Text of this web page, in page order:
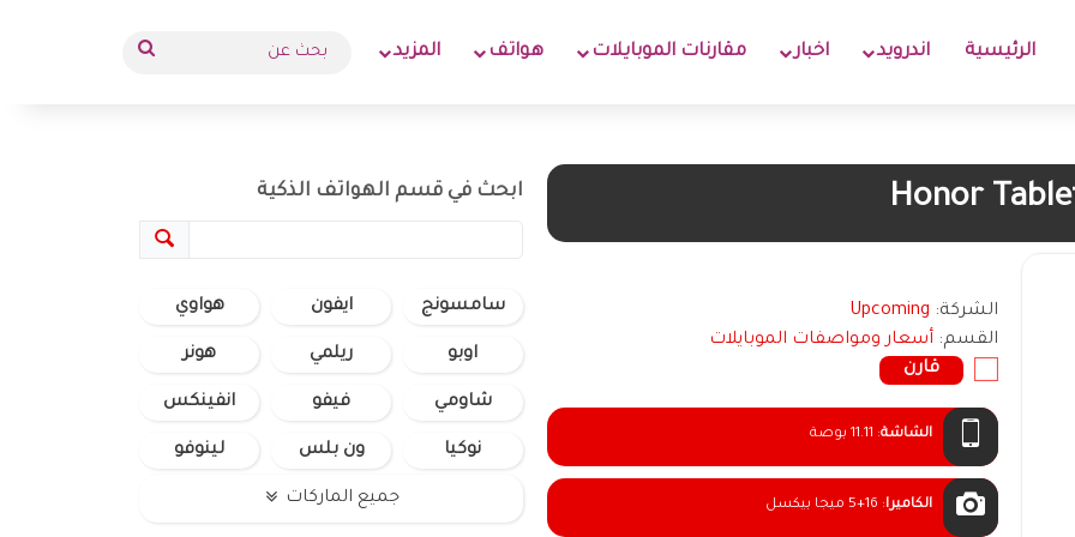
الرئيسية اندرويد اخبار مقارنات الموبايلات هواتف المزيد بحث
Honor
الشركة: Upcoming
القسم: أسعار ومواصفات الموبايلات
قارن
الشاشة: 11.11 بوصة
الكاميرا: 5+16 ميجا بيكسل
ابحث في قسم الهواتف الذكية
سامسونج ايفون هواوي
اوبو ريلمي هونر
شاومي فيفو انفينكس
نوكيا ون بلس لينوفو
جميع الماركات